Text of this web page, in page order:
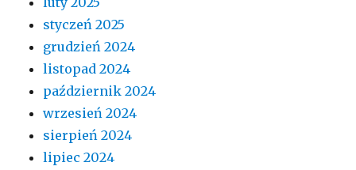
styczeń 2025
grudzień 2024
listopad 2024
październik 2024
wrzesień 2024
sierpień 2024
lipiec 2024